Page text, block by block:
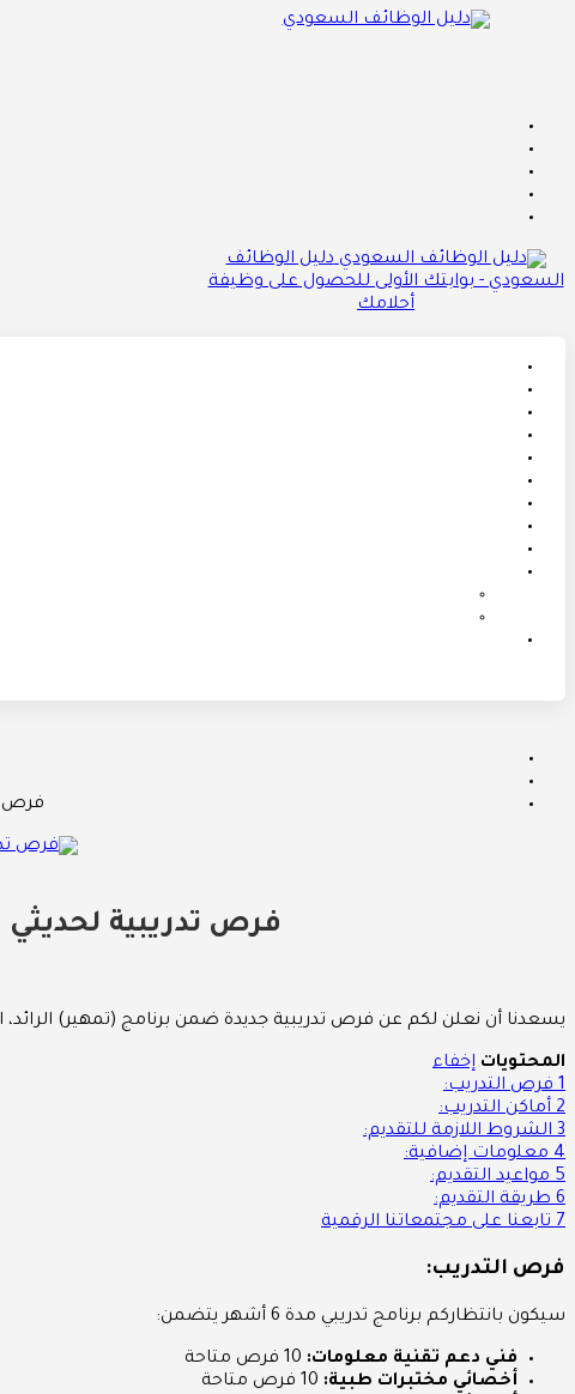
دليل الوظائف
السعودي - بوابتك الأولى للحصول على وظيفة
أحلامك
فرص
فرص تدريبية
يسعدنا أن نعلن لكم عن فرص تدريبية جديدة ضمن برنامج (تمهير)
المحتويات إخفاء
1 فرص التدريب:
2 أماكن التدريب:
3 الشروط اللازمة للتقديم:
4 معلومات إضافية:
5 مواعيد التقديم:
6 طريقة التقديم:
7 تابعنا على مجتمعاتنا الرقمية
فرص التدريب:
سيكون بانتظاركم برنامج تدريبي مدة 6 أشهر يتضمن:
فني دعم تقنية معلومات:
أخصائي مختبرات طبية: